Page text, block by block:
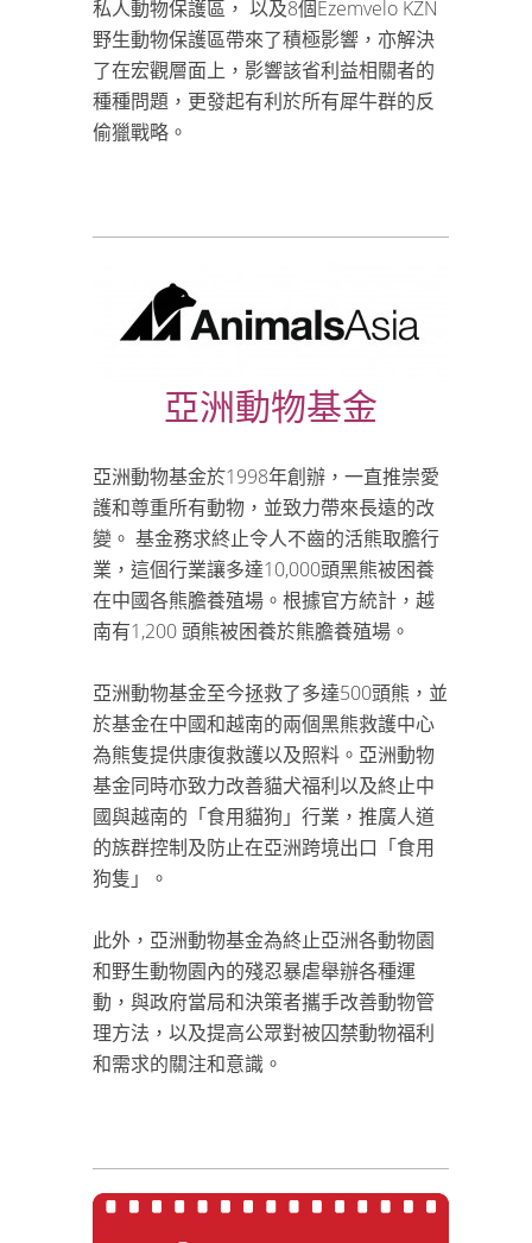
私人動物保護區， 以及8個Ezemvelo KZN
野生動物保護區帶來了積極影響，亦解決
了在宏觀層面上，影響該省利益相關者的
種種問題，更發起有利於所有犀牛群的反
偷獵戰略。
亞洲動物基金
亞洲動物基金於1998年創辦，一直推崇愛
護和尊重所有動物，並致力帶來長遠的改
變。 基金務求終止令人不齒的活熊取膽行
業，這個行業讓多達10,000頭黑熊被困養
在中國各熊膽養殖場。根據官方統計，越
南有1,200 頭熊被困養於熊膽養殖場。
亞洲動物基金至今拯救了多達500頭熊，並
於基金在中國和越南的兩個黑熊救護中心
為熊隻提供康復救護以及照料。亞洲動物
基金同時亦致力改善貓犬福利以及終止中
國與越南的「食用貓狗」行業，推廣人道
的族群控制及防止在亞洲跨境出口「食用
狗隻」。
此外，亞洲動物基金為終止亞洲各動物園
和野生動物園內的殘忍暴虐舉辦各種運
動，與政府當局和決策者攜手改善動物管
理方法，以及提高公眾對被囚禁動物福利
和需求的關注和意識。